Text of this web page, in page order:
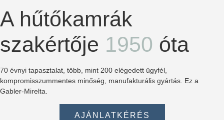
A hűtőkamrák
szakértője 1950 óta
70 évnyi tapasztalat, több, mint 200 elégedett ügyfél,
kompromisszummentes minőség, manufakturális gyártás. Ez a
Gabler-Mirelta.
AJÁNLATKÉRÉS